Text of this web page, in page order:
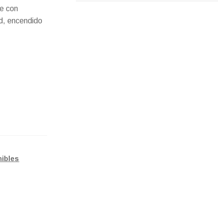
con
encendido